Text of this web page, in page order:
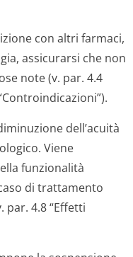
con altri farmaci,
assicurarsi che non
note (v. par. 4.4
dell’acuità
Viene
funzionalità
di trattamento
4.8 “Effetti